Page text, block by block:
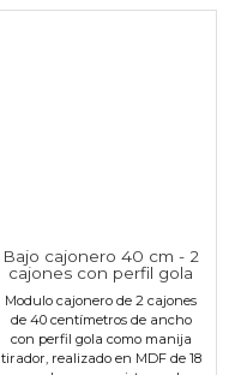
Bajo cajonero 40 cm - 2
cajones con perfil gola
Modulo cajonero de 2 cajones
de 40 centímetros de ancho
con perfil gola como manija
tirador, realizado en MDF de 18